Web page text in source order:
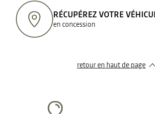
RÉCUPÉREZ VOTRE
en concession
retour en haut de page​